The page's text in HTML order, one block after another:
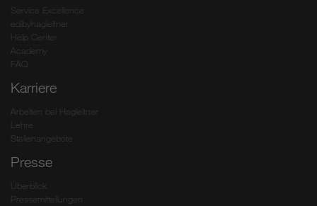
Service Excellence
edibyhagleitner
Help Center
Academy
FAQ
Karriere
Arbeiten bei Hagleitner
Lehre
Stellenangebote
Presse
Überblick
Pressemitteilungen